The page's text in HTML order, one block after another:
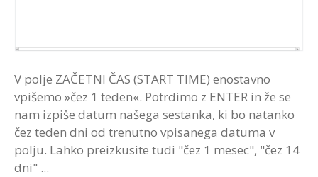
V polje ZAČETNI ČAS (START TIME) enostavno
vpišemo »čez 1 teden«. Potrdimo z ENTER in že se
nam izpiše datum našega sestanka, ki bo natanko
čez teden dni od trenutno vpisanega datuma v
polju. Lahko preizkusite tudi "čez 1 mesec", "čez 14
dni" ...